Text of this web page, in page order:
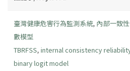
臺灣健康危害行為監測系統, 內部一致
數模型
TBRFSS, internal consistency
binary logit model